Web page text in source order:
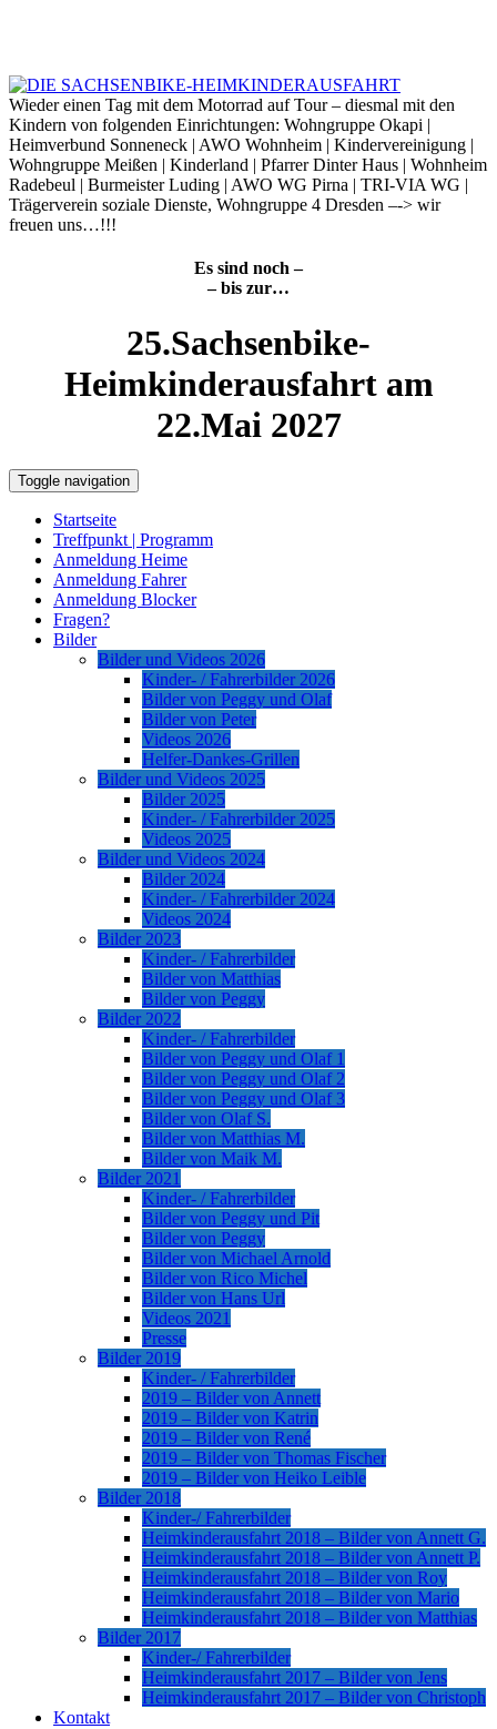
Wieder einen Tag mit dem Motorrad auf Tour – diesmal mit den
Kindern von folgenden Einrichtungen: Wohngruppe Okapi |
Heimverbund Sonneneck | AWO Wohnheim | Kindervereinigung |
Wohngruppe Meißen | Kinderland | Pfarrer Dinter Haus | Wohnheim
Radebeul | Burmeister Luding | AWO WG Pirna | TRI-VIA WG |
Trägerverein soziale Dienste, Wohngruppe 4 Dresden –-> wir
freuen uns…!!!
Es sind noch –
– bis zur…
25.Sachsenbike-
Heimkinderausfahrt am
22.Mai 2027
Toggle navigation
Startseite
Treffpunkt | Programm
Anmeldung Heime
Anmeldung Fahrer
Anmeldung Blocker
Fragen?
Bilder
Bilder und Videos 2026
Kinder- / Fahrerbilder 2026
Bilder von Peggy und Olaf
Bilder von Peter
Videos 2026
Helfer-Dankes-Grillen
Bilder und Videos 2025
Bilder 2025
Kinder- / Fahrerbilder 2025
Videos 2025
Bilder und Videos 2024
Bilder 2024
Kinder- / Fahrerbilder 2024
Videos 2024
Bilder 2023
Kinder- / Fahrerbilder
Bilder von Matthias
Bilder von Peggy
Bilder 2022
Kinder- / Fahrerbilder
Bilder von Peggy und Olaf 1
Bilder von Peggy und Olaf 2
Bilder von Peggy und Olaf 3
Bilder von Olaf S.
Bilder von Matthias M.
Bilder von Maik M.
Bilder 2021
Kinder- / Fahrerbilder
Bilder von Peggy und Pit
Bilder von Peggy
Bilder von Michael Arnold
Bilder von Rico Michel
Bilder von Hans Url
Videos 2021
Presse
Bilder 2019
Kinder- / Fahrerbilder
2019 – Bilder von Annett
2019 – Bilder von Katrin
2019 – Bilder von René
2019 – Bilder von Thomas Fischer
2019 – Bilder von Heiko Leible
Bilder 2018
Kinder-/ Fahrerbilder
Heimkinderausfahrt 2018 – Bilder von Annett G.
Heimkinderausfahrt 2018 – Bilder von Annett P.
Heimkinderausfahrt 2018 – Bilder von Roy
Heimkinderausfahrt 2018 – Bilder von Mario
Heimkinderausfahrt 2018 – Bilder von Matthias
Bilder 2017
Kinder-/ Fahrerbilder
Heimkinderausfahrt 2017 – Bilder von Jens
Heimkinderausfahrt 2017 – Bilder von Christoph
Kontakt